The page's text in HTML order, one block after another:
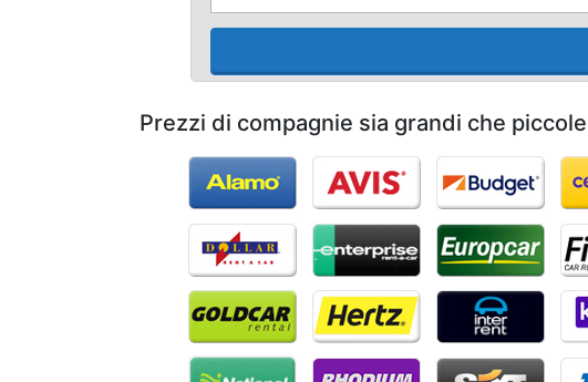
Prezzi di compagnie sia grandi che